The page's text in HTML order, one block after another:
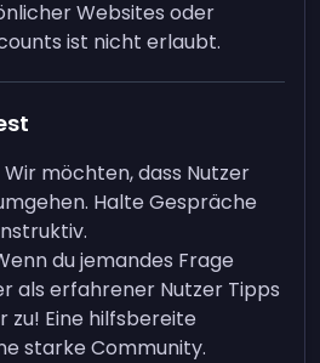
Websites oder
ist nicht erlaubt.
Wir möchten, dass Nutzer
Halte Gespräche
du jemandes Frage
als erfahrener Nutzer Tipps
zu! Eine hilfsbereite
starke Community.